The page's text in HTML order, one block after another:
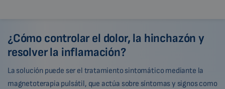
¿Cómo controlar el dolor, la hinchazón y
resolver la inflamación?
La solución puede ser el tratamiento sintomático mediante la
magnetoterapia pulsátil, que actúa sobre síntomas y signos como